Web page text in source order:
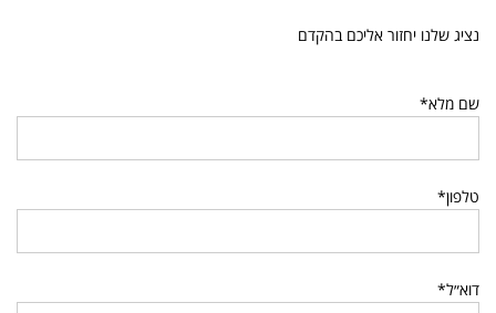
נציג שלנו יחזור אליכם בהקדם
שם מלא*
טלפון*
דוא״ל*